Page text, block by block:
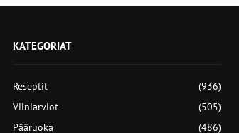
KATEGORIAT
Reseptit
(936)
Viiniarviot
(505)
Pääruoka
(486)